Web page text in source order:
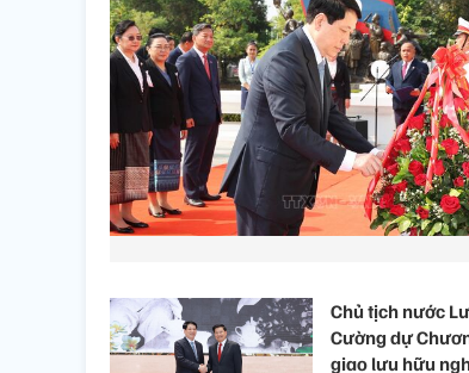
Chủ tịch nước
Cường dự
giao lưu hữu